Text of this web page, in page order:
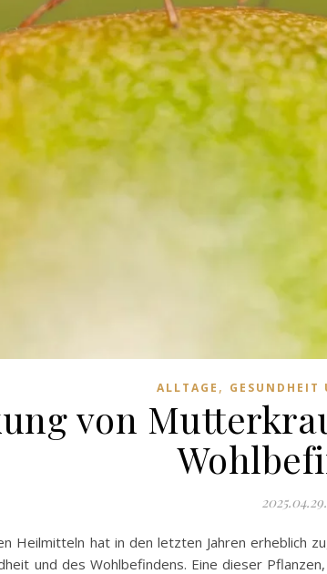
ALLTAGE , GESUNDHEIT
von
2025.04.29.
Heilmitteln hat in den letzten Jahren erheblich
und des Wohlbefindens. Eine dieser